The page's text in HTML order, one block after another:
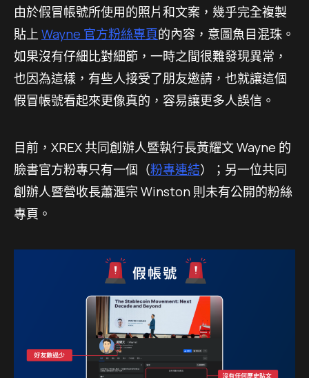
由於假冒帳號所使用的照片和文案，幾乎完全複製
貼上 Wayne 官方粉絲專頁的內容，意圖魚目混珠。
如果沒有仔細比對細節，一時之間很難發現異常，
也因為這樣，有些人接受了朋友邀請，也就讓這個
假冒帳號看起來更像真的，容易讓更多人誤信。
目前，XREX 共同創辦人暨執行長黃耀文 Wayne 的
臉書官方粉專只有一個（粉專連結）；另一位共同
創辦人暨營收長蕭滙宗 Winston 則未有公開的粉絲
專頁。